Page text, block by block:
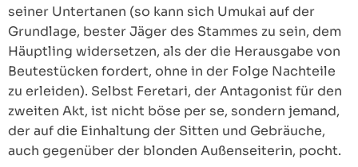
seiner Untertanen (so kann sich Umukai auf der
Grundlage, bester Jäger des Stammes zu sein, dem
Häuptling widersetzen, als der die Herausgabe von
Beutestücken fordert, ohne in der Folge Nachteile
zu erleiden). Selbst Feretari, der Antagonist für den
zweiten Akt, ist nicht böse per se, sondern jemand,
der auf die Einhaltung der Sitten und Gebräuche,
auch gegenüber der blonden Außenseiterin, pocht.